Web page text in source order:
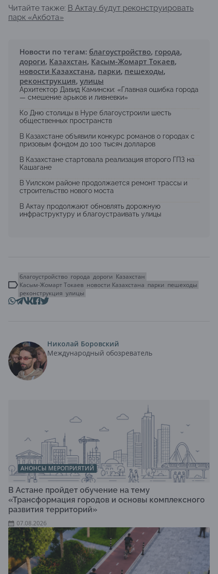
Читайте также: В Актау будут реконструировать
парк «Акбота»
Новости по тегам: благоустройство, города,
дороги, Казахстан, Касым-Жомарт Токаев,
новости Казахстана, парки, пешеходы,
реконструкция, улицы
Архитектор Давид Камински: «Главная ошибка города
— смешение арыков и ливневки»
Ко Дню столицы в Нуре благоустроили шесть
общественных пространств
В Казахстане объявили конкурс романов о городах с
призовым фондом до 100 тысяч долларов
В Казахстане стартовала реализация второго ГПЗ на
Кашагане
В Уилском районе продолжается ремонт трассы и
строительство нового моста
В Актау продолжают обновлять дорожную
инфраструктуру и благоустраивать улицы
благоустройство города дороги Казахстан
Касым-Жомарт Токаев новости Казахстана парки пешеходы
реконструкция улицы
Николай Боровский
Международный обозреватель
АНОНСЫ МЕРОПРИЯТИЙ
В Астане пройдет обучение на тему
«Трансформация городов и основы комплексного
развития территорий»
07.08.2026